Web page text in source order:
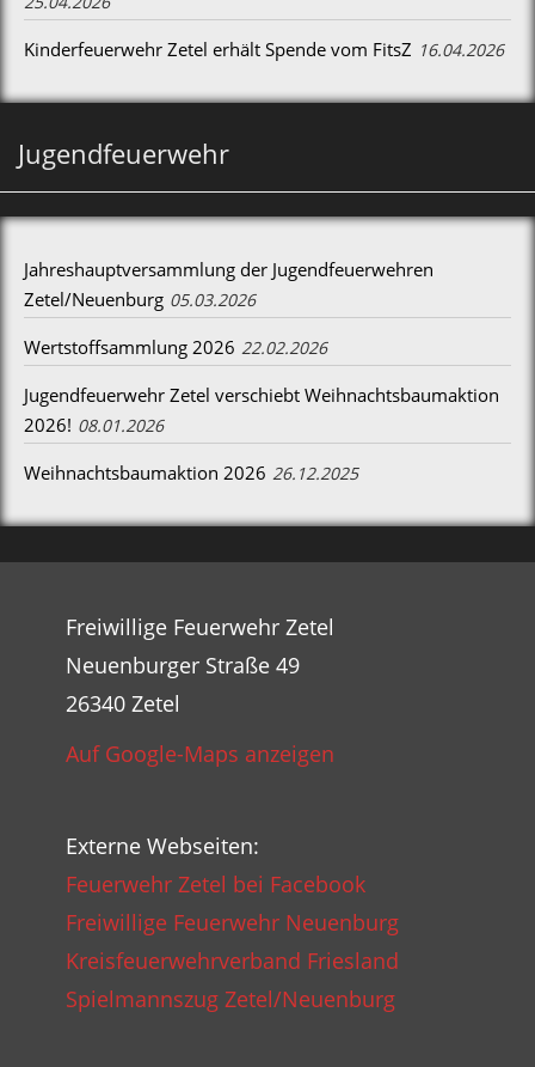
Kinderfeuerwehr Zetel erhält Spende vom FitsZ 16.04.2026
Jugendfeuerwehr
Jahreshauptversammlung der Jugendfeuerwehren
Zetel/Neuenburg 05.03.2026
Wertstoffsammlung 2026 22.02.2026
Jugendfeuerwehr Zetel verschiebt Weihnachtsbaumaktion
2026! 08.01.2026
Weihnachtsbaumaktion 2026 26.12.2025
Freiwillige Feuerwehr Zetel
Neuenburger Straße 49
26340 Zetel
Auf Google-Maps anzeigen
Externe Webseiten:
Feuerwehr Zetel bei Facebook
Freiwillige Feuerwehr Neuenburg
Kreisfeuerwehrverband Friesland
Spielmannszug Zetel/Neuenburg